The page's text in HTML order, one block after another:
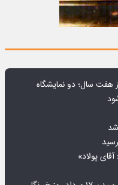
سال؛ دو نمایشگاه
پولاد»